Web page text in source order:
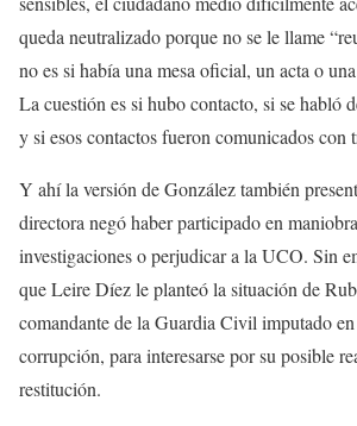
queda neutralizado porque no se le llame
no es si había una mesa oficial, un acta o
La cuestión es si hubo contacto, si se habló
y si esos contactos fueron comunicados con
Y ahí la versión de González también
directora negó haber participado en
investigaciones o perjudicar a la UCO. Sin
que Leire Díez le planteó la situación de
comandante de la Guardia Civil imputado
corrupción, para interesarse por su posible
restitución.